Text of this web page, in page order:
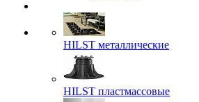
HILST металлические
HILST пластмассовые